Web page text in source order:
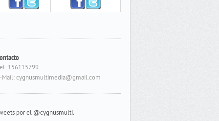
156115799
Mail: cygnusmultimedia@gmail.com
por el @cygnusmulti.